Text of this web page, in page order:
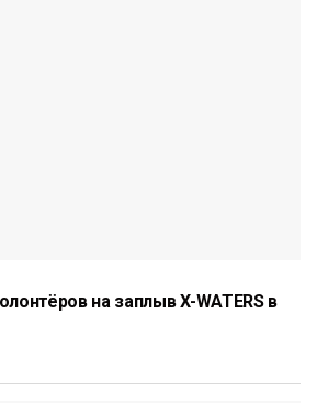
на заплыв X-WATERS в